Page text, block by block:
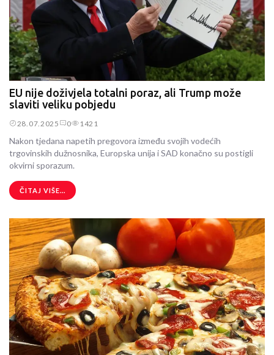
EU nije doživjela totalni poraz, ali Trump može
slaviti veliku pobjedu
28.07.2025 0 1421
Nakon tjedana napetih pregovora između svojih vodećih
trgovinskih dužnosnika, Europska unija i SAD konačno su postigli
okvirni sporazum.
ČITAJ VIŠE...